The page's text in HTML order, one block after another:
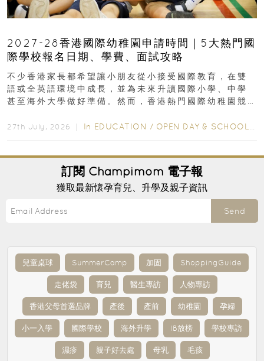
2027-28香港國際幼稚園申請時間｜5大熱門國
際學校報名日期、學費、面試攻略
不少香港家長都希望讓小朋友從小接受國際教育，在雙
語或全英語環境中成長，並為未來升讀國際小學、中學
甚至海外大學做好準備。然而，香港熱門國際幼稚園競
27th July, 2026 ｜ In EDUCATION / OPEN DAY & SCHOOL EVENTS
訂閱 Champimom 電子報
獲取最新懷孕育兒、升學及親子資訊
Send
兒童桌球 SummerCamp 加固 ShoppingGuide
走佬袋 育兒 醫生專訪 人物專訪
香港父母首選品牌 產後 產前 幼稚園 孕婦
小一入學 國際學校 海外升學 IB放榜 學校專訪
濕疹 親子好去處 母乳 毛孩